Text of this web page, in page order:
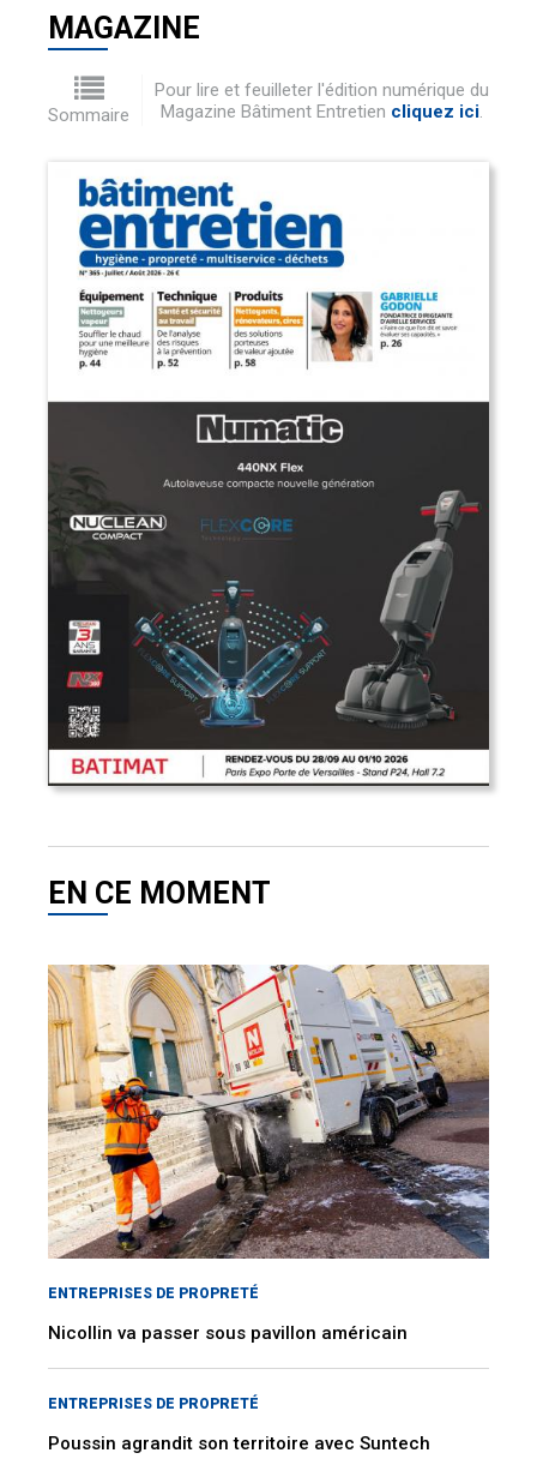
MAGAZINE
Sommaire
Pour lire et feuilleter l'édition numérique du
Magazine Bâtiment Entretien cliquez ici.
EN CE MOMENT
ENTREPRISES DE PROPRETÉ
Nicollin va passer sous pavillon américain
ENTREPRISES DE PROPRETÉ
Poussin agrandit son territoire avec Suntech